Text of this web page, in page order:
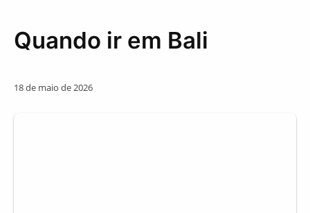
Quando ir em Bali
18 de maio de 2026